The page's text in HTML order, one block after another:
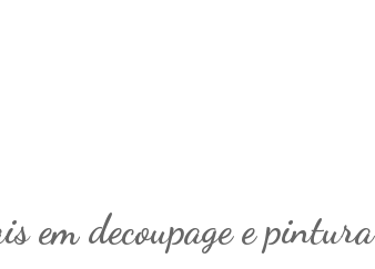
em decoupage e pintura